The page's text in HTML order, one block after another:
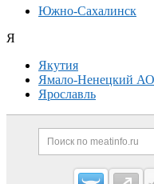
Южно-Сахалинск
Я
Якутия
Ямало-Ненецкий АО
Ярославль
Cсылки на